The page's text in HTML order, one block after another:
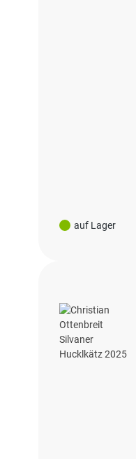
auf Lager